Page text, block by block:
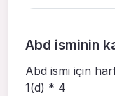
Abd isminin
Abd ismi için
1(d) * 4